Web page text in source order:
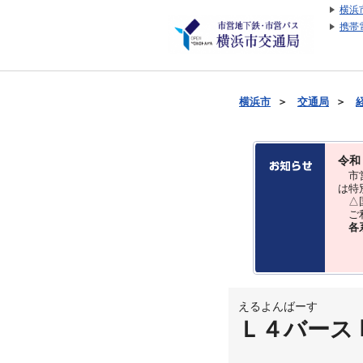
横浜
携帯
横浜市 ＞ 交通局 ＞
令和
市
は特
△国
ご
各
えるよんばーす
Ｌ４バース